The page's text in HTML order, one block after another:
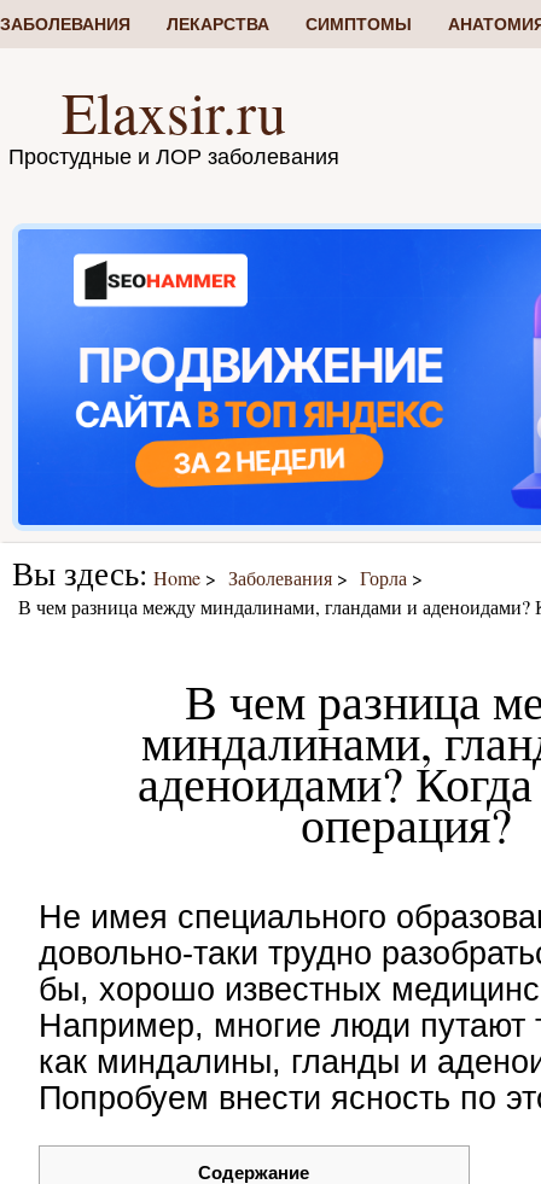
ЗАБОЛЕВАНИЯ ЛЕКАРСТВА СИМПТОМЫ
Elaxsir.ru
Простудные и ЛОР заболевания
Вы здесь: Home Заболевания
Горла
В чем разница между миндалинами, гландами и аденоидами?
В чем разница
миндалинами,
аденоидами?
операция?
Не имея специального
довольно-таки трудно
бы, хорошо известных
Например, многие люди путают
как миндалины, гланды и
Попробуем внести ясность по
Содержание